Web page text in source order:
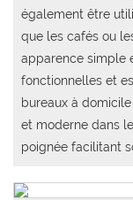
également être
que les cafés ou
apparence simple
fonctionnelles et
bureaux à
et moderne dans
poignée facilitant